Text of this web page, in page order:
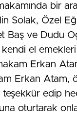
bir
Solak, Özel
ve Dudu
el emekleri
Erkan
Erkan Atam,
edip
oturtarak